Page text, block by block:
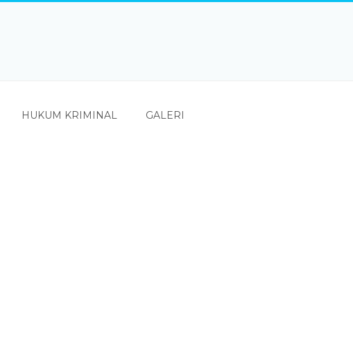
HUKUM KRIMINAL GALERI